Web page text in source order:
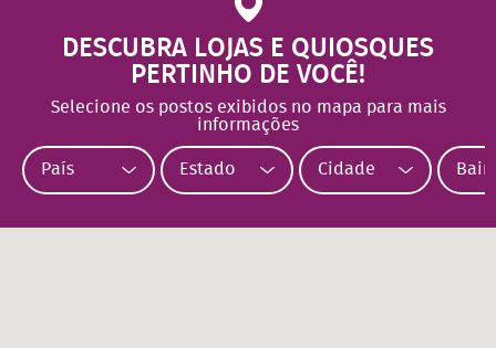
DESCUBRA LOJAS E QUIOSQUES
PERTINHO DE VOCÊ!
Selecione os postos exibidos no mapa para mais
informações